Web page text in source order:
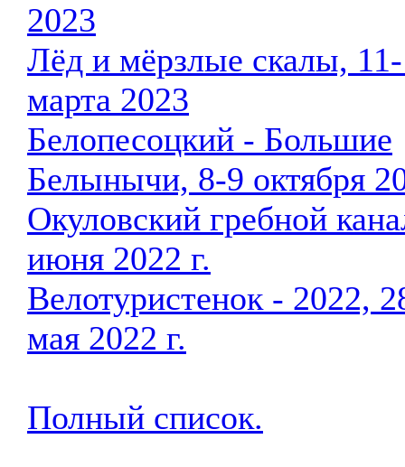
2023
Лёд и мёрзлые скалы,
марта 2023
Белопесоцкий - Большие
Белынычи, 8-9 октября
Окуловский гребной
июня 2022 г.
Велотуристенок - 2022,
мая 2022 г.
Полный список.